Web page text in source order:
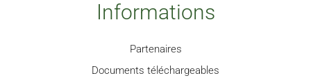
Informations
Partenaires
Documents téléchargeables